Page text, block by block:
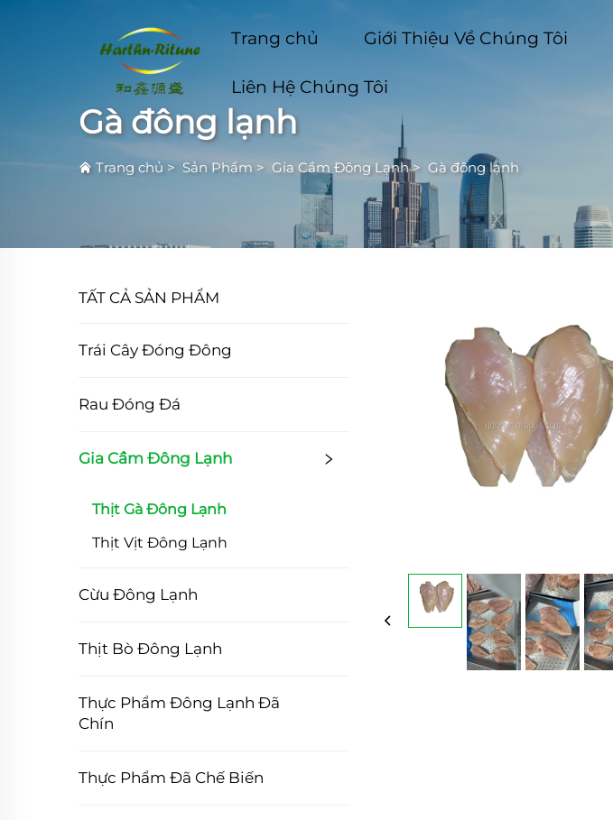
Trang chủ Giới Thiệu Về Chúng Tôi
Liên Hệ Chúng Tôi
Gà đông lạnh
Trang chủ > Sản Phẩm > Gia Cầm Đông Lạnh> Gà đông lạnh
TẤT CẢ SẢN PHẨM
Trái Cây Đóng Đông
Rau Đóng Đá
Gia Cầm Đông Lạnh
Thịt Gà Đông Lạnh
Thịt Vịt Đông Lạnh
Cừu Đông Lạnh
Thịt Bò Đông Lạnh
Thực Phẩm Đông Lạnh Đã
Chín
Thực Phẩm Đã Chế Biến